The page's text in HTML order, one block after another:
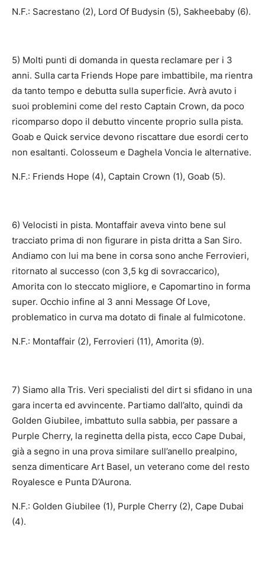
N.F.: Sacrestano (2), Lord Of Budysin (5), Sakheebaby (6).
5) Molti punti di domanda in questa reclamare per i 3
anni. Sulla carta Friends Hope pare imbattibile, ma rientra
da tanto tempo e debutta sulla superficie. Avrà avuto i
suoi problemini come del resto Captain Crown, da poco
ricomparso dopo il debutto vincente proprio sulla pista.
Goab e Quick service devono riscattare due esordi certo
non esaltanti. Colosseum e Daghela Voncia le alternative.
N.F.: Friends Hope (4), Captain Crown (1), Goab (5).
6) Velocisti in pista. Montaffair aveva vinto bene sul
tracciato prima di non figurare in pista dritta a San Siro.
Andiamo con lui ma bene in corsa sono anche Ferrovieri,
ritornato al successo (con 3,5 kg di sovraccarico),
Amorita con lo steccato migliore, e Capomartino in forma
super. Occhio infine al 3 anni Message Of Love,
problematico in curva ma dotato di finale al fulmicotone.
N.F.: Montaffair (2), Ferrovieri (11), Amorita (9).
7) Siamo alla Tris. Veri specialisti del dirt si sfidano in una
gara incerta ed avvincente. Partiamo dall’alto, quindi da
Golden Giubilee, imbattuto sulla sabbia, per passare a
Purple Cherry, la reginetta della pista, ecco Cape Dubai,
già a segno in una prova similare sull’anello prealpino,
senza dimenticare Art Basel, un veterano come del resto
Royalesce e Punta D’Aurona.
N.F.: Golden Giubilee (1), Purple Cherry (2), Cape Dubai
(4).